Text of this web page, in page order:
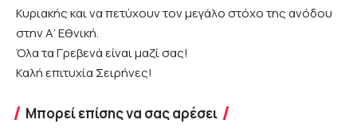
Κυριακής και να πετύχουν τον μεγάλο στόχο της ανόδου
στην Α’ Εθνική.
Όλα τα Γρεβενά είναι μαζί σας!
Καλή επιτυχία Σειρήνες!
Μπορεί επίσης να σας αρέσει